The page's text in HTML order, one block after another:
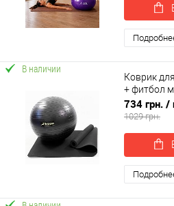
В наличии
Коврик
+ фитбол
0120)
734 грн. /
1029 грн.